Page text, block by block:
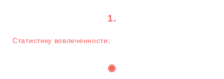
1.
Статистику вовлеченности:
◉